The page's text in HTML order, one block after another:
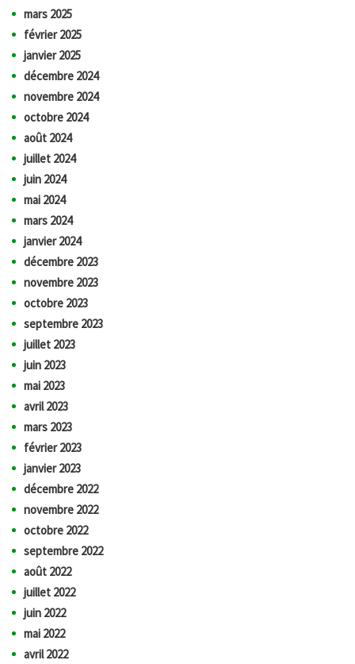
mars 2025
février 2025
janvier 2025
décembre 2024
novembre 2024
octobre 2024
août 2024
juillet 2024
juin 2024
mai 2024
mars 2024
janvier 2024
décembre 2023
novembre 2023
octobre 2023
septembre 2023
juillet 2023
juin 2023
mai 2023
avril 2023
mars 2023
février 2023
janvier 2023
décembre 2022
novembre 2022
octobre 2022
septembre 2022
août 2022
juillet 2022
juin 2022
mai 2022
avril 2022